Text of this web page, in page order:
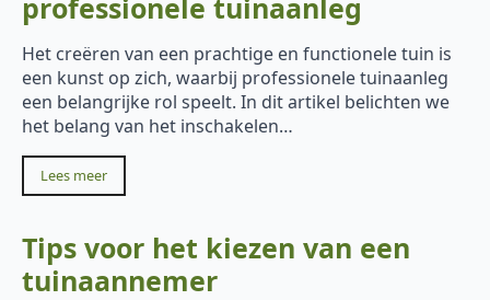
Het creëren van een prachtige en functionele tuin is
een kunst op zich, waarbij professionele tuinaanleg
een belangrijke rol speelt. In dit artikel belichten we
het belang van het inschakelen…
Lees meer
Tips voor het kiezen van een
tuinaannemer